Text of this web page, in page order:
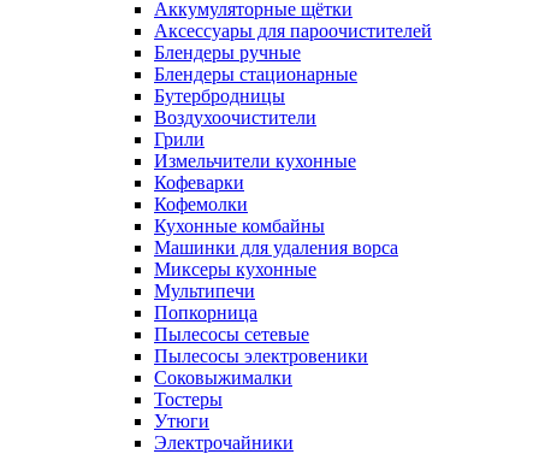
Аккумуляторные щётки
Аксессуары для пароочистителей
Блендеры ручные
Блендеры стационарные
Бутербродницы
Воздухоочистители
Грили
Измельчители кухонные
Кофеварки
Кофемолки
Кухонные комбайны
Машинки для удаления ворса
Миксеры кухонные
Мультипечи
Попкорница
Пылесосы сетевые
Пылесосы электровеники
Соковыжималки
Тостеры
Утюги
Электрочайники